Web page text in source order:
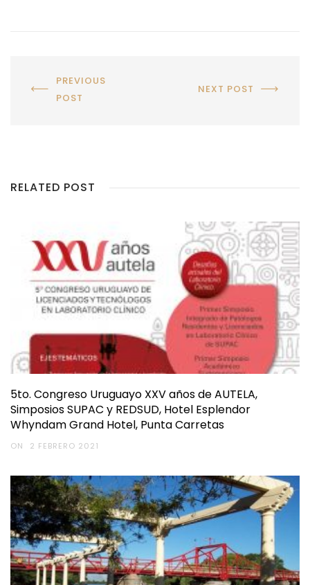
PREVIOUS
POST
NEXT POST
RELATED POST
5to. Congreso Uruguayo XXV años de AUTELA,
Simposios SUPAC y REDSUD, Hotel Esplendor
Whyndam Grand Hotel, Punta Carretas
ON 2 FEBRERO 2021